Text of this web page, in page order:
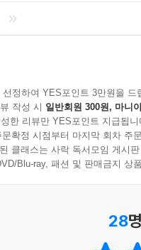
정하여 YES포인트 3만원을 드
작성 시 일반회원 300원, 마니
한 리뷰만 YES포인트 지급됩니
확정 시점부터 마지막 회차 주
클래스는 사락 독서모임 게시
Blu-ray, 패션 및 판매금지 상
28